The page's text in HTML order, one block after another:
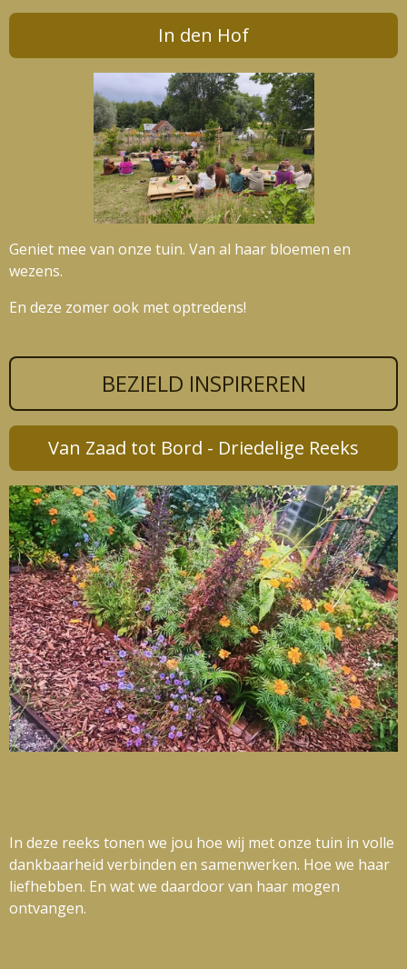
In den Hof
Geniet mee van onze tuin. Van al haar bloemen en
wezens.
En deze zomer ook met optredens!
BEZIELD INSPIREREN
Van Zaad tot Bord - Driedelige Reeks
In deze reeks tonen we jou hoe wij met onze tuin in volle
dankbaarheid verbinden en samenwerken. Hoe we haar
liefhebben. En wat we daardoor van haar mogen
ontvangen.